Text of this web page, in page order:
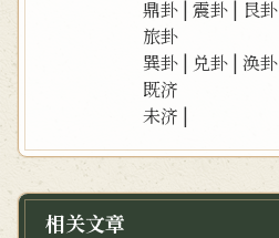
鼎卦 |震卦 | 艮卦
旅卦
巽卦 | 兑卦 |涣卦
既济
未济 |
相关文章